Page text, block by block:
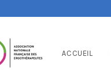
ACCUEIL